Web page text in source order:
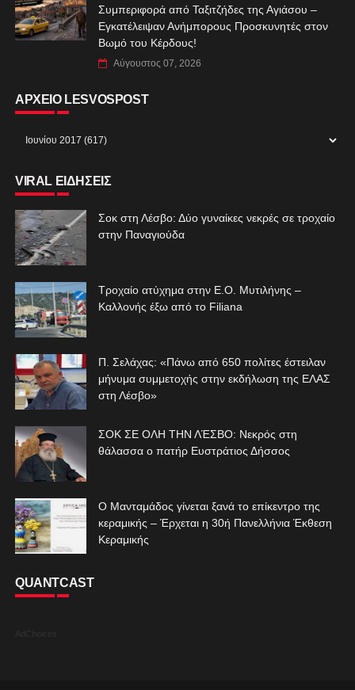
Συμπεριφορά από Ταξιτζήδες της Αγιάσου –
Εγκατέλειψαν Ανήμπορους Προσκυνητές στον
Βωμό του Κέρδους!
Αύγουστος 07, 2026
ΑΡΧΕΙΟ LESVOSPOST
VIRAL ΕΙΔΗΣΕΙΣ
Σοκ στη Λέσβο: Δύο γυναίκες νεκρές σε τροχαίο
στην Παναγιούδα
Τροχαίο ατύχημα στην Ε.Ο. Μυτιλήνης –
Καλλονής έξω από το Filiana
Π. Σελάχας: «Πάνω από 650 πολίτες έστειλαν
μήνυμα συμμετοχής στην εκδήλωση της ΕΛΑΣ
στη Λέσβο»
ΣΟΚ ΣΕ ΟΛΗ ΤΗΝ ΛΈΣΒΟ: Νεκρός στη
θάλασσα ο πατήρ Ευστράτιος Δήσσος
Ο Μανταμάδος γίνεται ξανά το επίκεντρο της
κεραμικής – Έρχεται η 30ή Πανελλήνια Έκθεση
Κεραμικής
QUANTCAST